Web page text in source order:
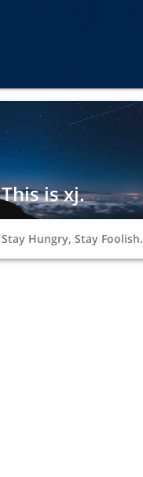
This is xj.
Stay Hungry, Stay Foolish.